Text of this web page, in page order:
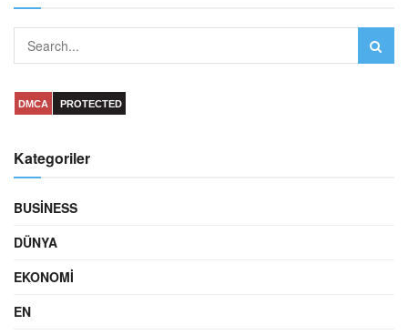
DMCA PROTECTED
Kategoriler
BUSINESS
DÜNYA
EKONOMI
EN